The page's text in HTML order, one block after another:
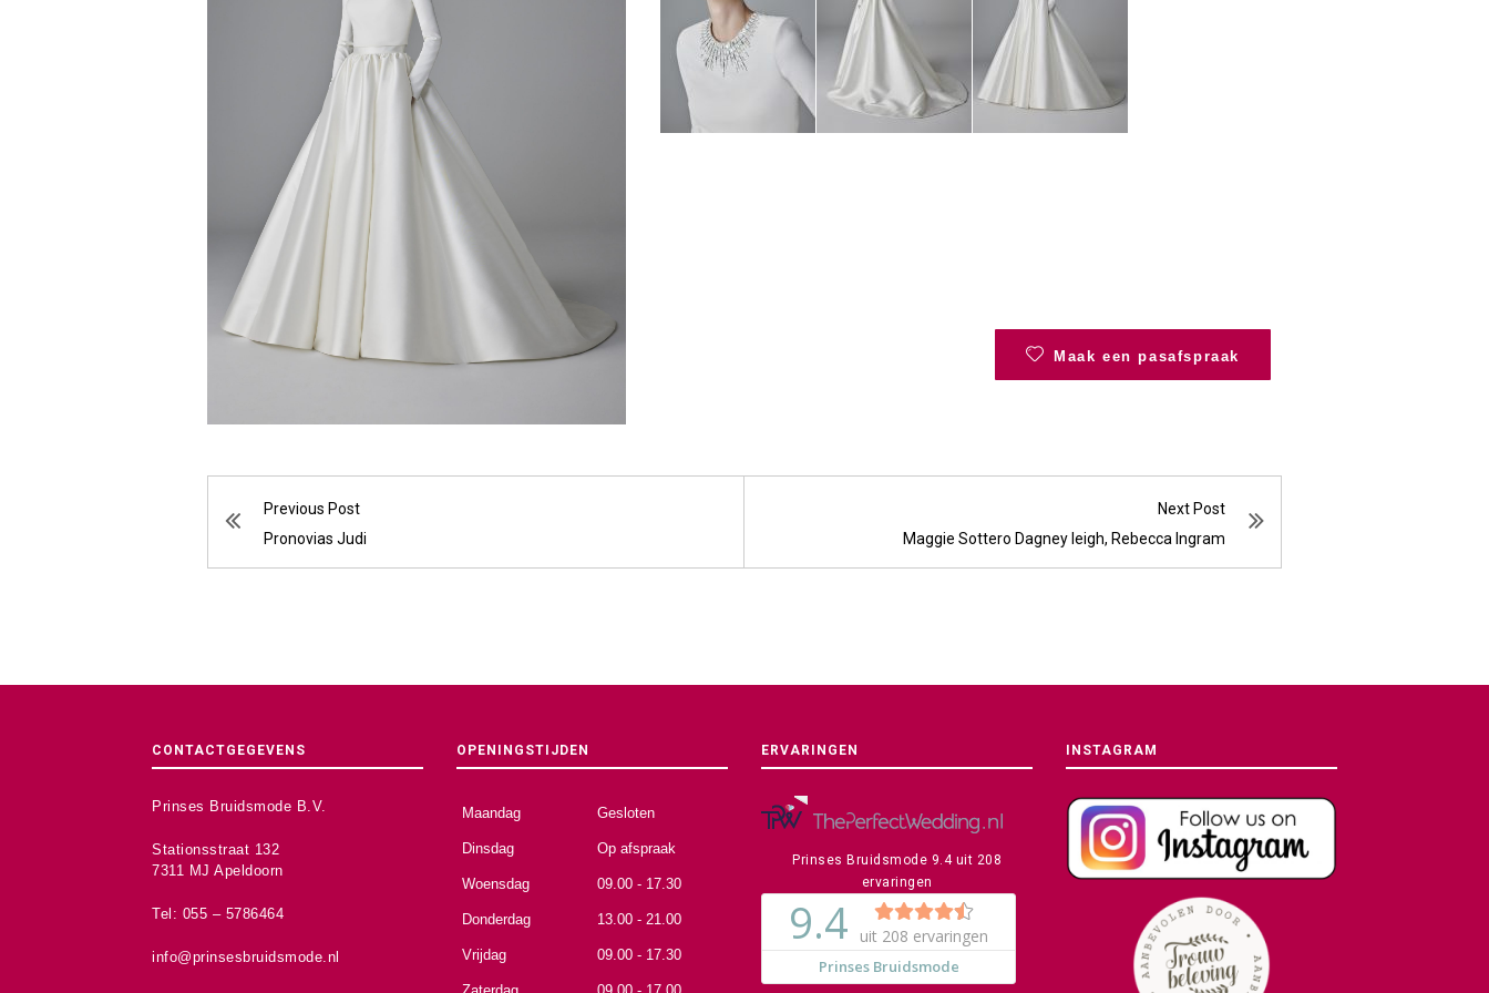
Maak een pasafspraak
Previous Post
Pronovias Judi
Next Post
Maggie Sottero Dagney leigh, Rebecca Ingram
CONTACTGEGEVENS
Prinses Bruidsmode B.V.
Stationsstraat 132
7311 MJ Apeldoorn
Tel: 055 – 5786464
info@prinsesbruidsmode.nl
OPENINGSTIJDEN
Maandag Gesloten
Dinsdag Op afspraak
Woensdag 09.00 - 17.30
Donderdag 13.00 - 21.00
Vrijdag 09.00 - 17.30
ERVARINGEN
Prinses Bruidsmode 9.4uit 208
ervaringen
INSTAGRAM